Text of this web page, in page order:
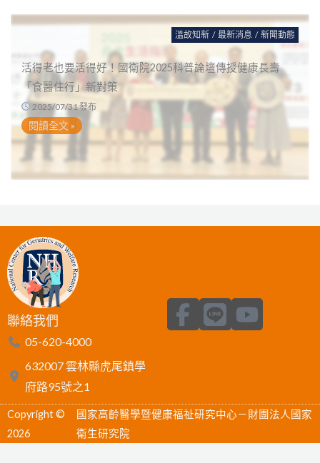
溫故知新 / 最新消息 / 新聞動態
活得老也要活得好！國衛院2025科普論壇傳授健康長壽
「食醫住行」新對策
2025/07/31 發布
閱讀全文 »
聯絡我們
05-620-4000
632007 雲林縣虎尾鎮學
府路95號之1
F
a
b
o
o
L
i
Y
o
u
b
e
Copyright ©
2026
國家高齡醫學暨健康福祉研究中心－財團法人國家
衛生研究院